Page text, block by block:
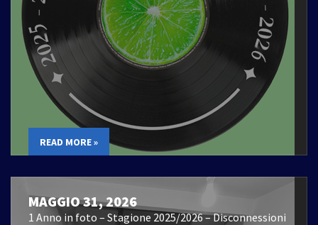
READ MORE »
MAGGIO 31, 2026
1 Anno in foto – Stagione 2025/2026 – Disconnessioni